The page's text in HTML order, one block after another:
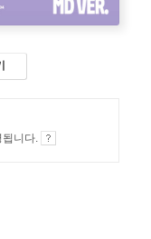
됩니다.